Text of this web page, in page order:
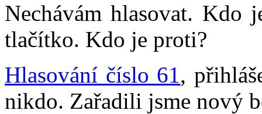
Nechávám hlasovat. Kdo
tlačítko. Kdo je proti?
Hlasování číslo 61,
nikdo. Zařadili jsme nový